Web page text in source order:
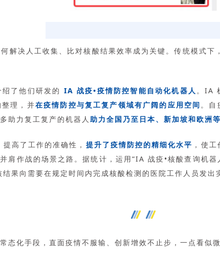
解决人工收集、比对核酸结果效率成为关键。传统模式
了他们研发的 IA 战疫•疫情防控智能自动化机器人 。IA
理，并在疫情防控与复工复产领域有广阔的应用空间。自
助力复工复产的机器人 助力全国乃至日本、新加坡和欧洲
高了工作的准确性， 提升了疫情防控的精细化水平 ，使
作战的场景之路。据统计，运用“IA 战疫•核酸查询机器
果向需要在规定时间内完成核酸检测的医院工作人员发出
态化手段，直面疫情不服输、创新增效不止步，一点看